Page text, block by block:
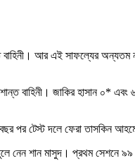
বাহিনী। আর এই সাফল্যের অন্যতম
বাহিনী। জাকির হাসান ০* এবং
পর টেস্ট দলে ফেরা তাসকিন
নেন শান মাসুদ। প্রথম সেশনে